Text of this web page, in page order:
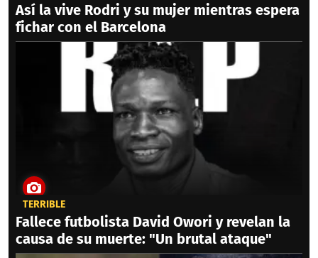
Así la vive Rodri y su mujer mientras espera
fichar con el Barcelona
TERRIBLE
Fallece futbolista David Owori y revelan la
causa de su muerte: "Un brutal ataque"